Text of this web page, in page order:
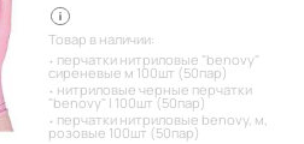
Товар в наличии:
перчатки нитриловые "benovy"
сиреневые м 100шт (50пар)
нитриловые черные перчатки
"benovy" l 100шт (50пар)
перчатки нитриловые benovy, м,
розовые 100шт (50пар)